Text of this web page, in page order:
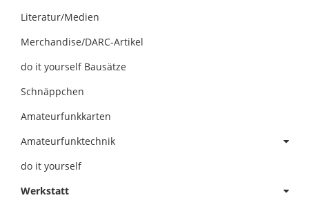
Literatur/Medien
Merchandise/DARC-Artikel
do it yourself Bausätze
Schnäppchen
Amateurfunkkarten
Amateurfunktechnik
do it yourself
Werkstatt